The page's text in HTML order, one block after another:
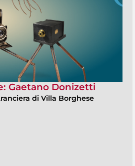
Gaetano Donizetti
di Villa Borghese